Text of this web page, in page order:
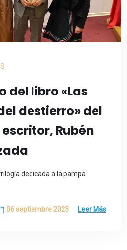
del libro «Las
destierro» del
Rubén
dedicada a la pampa
06 septiembre 2023 Leer Más